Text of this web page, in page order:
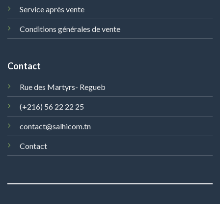
Service après vente
Conditions générales de vente
Contact
Rue des Martyrs- Regueb
(+216) 56 22 22 25
contact@salhicom.tn
Contact